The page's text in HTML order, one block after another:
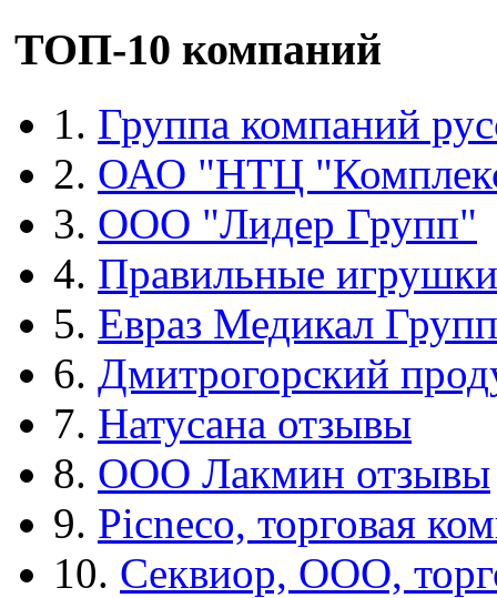
ТОП-10 компаний
1. Группа компаний
2. ОАО "НТЦ
3. ООО "Лидер Групп"
4. Правильные игрушки
5. Евраз Медикал Групп
6. Дмитрогорский
7. Натусана отзывы
8. ООО Лакмин отзывы
9. Picneco, торговая
10. Секвиор, ООО,